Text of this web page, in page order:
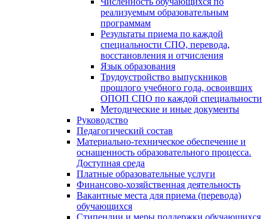
реализуемым образовательным
программам
Результаты приема по каждой
специальности СПО, перевода,
восстановления и отчисления
Язык образования
Трудоустройство выпускников
прошлого учебного года, освоивших
ОПОП СПО по каждой специальности
Методические и иные документы
Руководство
Педагогический состав
Материально-техническое обеспечение и
оснащенность образовательного процесса.
Доступная среда
Платные образовательные услуги
Финансово-хозяйственная деятельность
Вакантные места для приема (перевода)
обучающихся
Стипендии и меры поддержки обучающихся